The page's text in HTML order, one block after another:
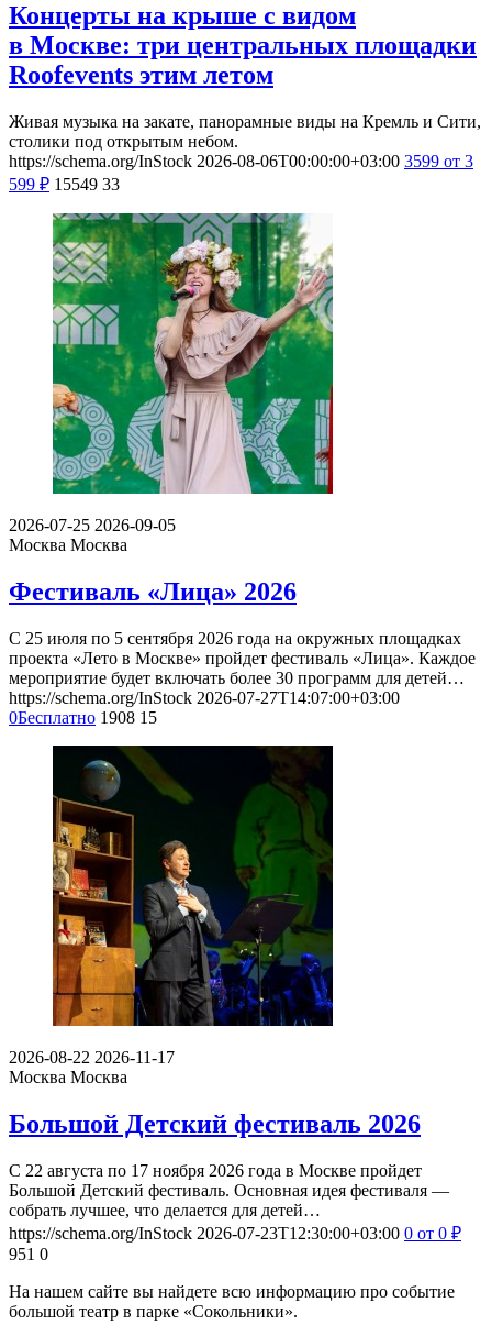
Концерты на крыше с видом
в Москве: три центральных площадки
Roofevents этим летом
Живая музыка на закате, панорамные виды на Кремль и Сити,
столики под открытым небом.
https://schema.org/InStock 2026-08-06T00:00:00+03:00 3599 от 3
599 ₽ 15549 33
2026-07-25 2026-09-05
Москва Москва
Фестиваль «Лица» 2026
С 25 июля по 5 сентября 2026 года на окружных площадках
проекта «Лето в Москве» пройдет фестиваль «Лица». Каждое
мероприятие будет включать более 30 программ для детей…
https://schema.org/InStock 2026-07-27T14:07:00+03:00
0Бесплатно 1908 15
2026-08-22 2026-11-17
Москва Москва
Большой Детский фестиваль 2026
С 22 августа по 17 ноября 2026 года в Москве пройдет
Большой Детский фестиваль. Основная идея фестиваля —
собрать лучшее, что делается для детей…
https://schema.org/InStock 2026-07-23T12:30:00+03:00 0 от 0 ₽
951 0
На нашем сайте вы найдете всю информацию про событие
большой театр в парке «Сокольники».